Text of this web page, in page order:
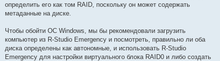
определить его как том RAID, поскольку он может содержать
метаданные на диске.
Чтобы обойти ОС Windows, мы бы рекомендовали загрузить
компьютер из R-Studio Emergency и посмотреть, правильно ли оба
диска определены как автономные, и использовать R-Studio
Emergency для настройки виртуального блока RAID0 и либо создать